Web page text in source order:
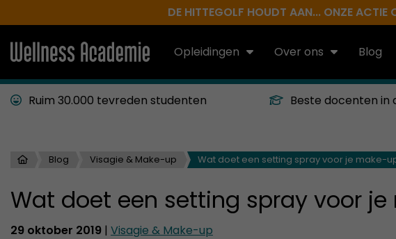
DE HITTEGOLF HOUDT AAN... ONZE
Opleidingen Over ons Blog
Ruim 30.000 tevreden studenten Beste docenten in
Blog Visagie & Make-up Wat doet een setting spray voor je make-
Wat doet een setting spray voor
29 oktober 2019 | Visagie & Make-up